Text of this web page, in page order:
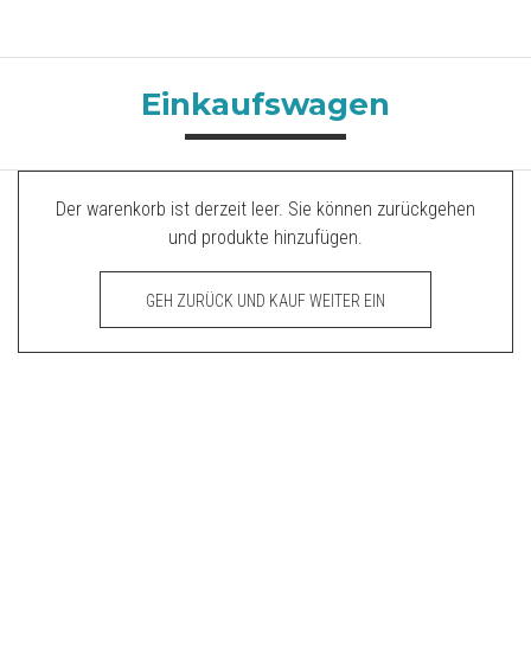
Einkaufswagen
Der warenkorb ist derzeit leer. Sie können zurückgehen
und produkte hinzufügen.
GEH ZURÜCK UND KAUF WEITER EIN